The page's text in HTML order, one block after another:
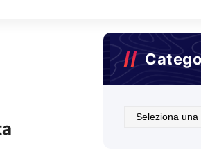
Categoria